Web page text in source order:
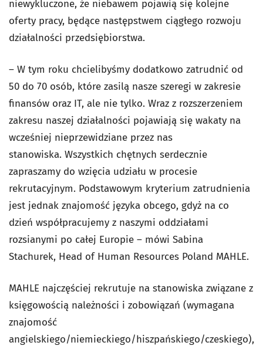
niewykluczone, że niebawem pojawią się kolejne
oferty pracy, będące następstwem ciągłego rozwoju
działalności przedsiębiorstwa.
– W tym roku chcielibyśmy dodatkowo zatrudnić od
50 do 70 osób, które zasilą nasze szeregi w zakresie
finansów oraz IT, ale nie tylko. Wraz z rozszerzeniem
zakresu naszej działalności pojawiają się wakaty na
wcześniej nieprzewidziane przez nas
stanowiska. Wszystkich chętnych serdecznie
zapraszamy do wzięcia udziału w procesie
rekrutacyjnym. Podstawowym kryterium zatrudnienia
jest jednak znajomość języka obcego, gdyż na co
dzień współpracujemy z naszymi oddziałami
rozsianymi po całej Europie – mówi Sabina
Stachurek, Head of Human Resources Poland MAHLE.
MAHLE najczęściej rekrutuje na stanowiska związane z
księgowością należności i zobowiązań (wymagana
znajomość
angielskiego/niemieckiego/hiszpańskiego/czeskiego),